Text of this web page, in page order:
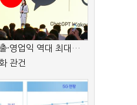
·영업익 역대 최대…
관건